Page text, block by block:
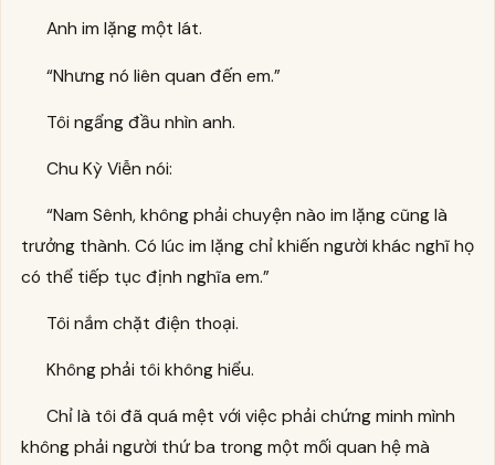
Anh im lặng một lát.
“Nhưng nó liên quan đến em.”
Tôi ngẩng đầu nhìn anh.
Chu Kỳ Viễn nói:
“Nam Sênh, không phải chuyện nào im lặng cũng là
trưởng thành. Có lúc im lặng chỉ khiến người khác nghĩ họ
có thể tiếp tục định nghĩa em.”
Tôi nắm chặt điện thoại.
Không phải tôi không hiểu.
Chỉ là tôi đã quá mệt với việc phải chứng minh mình
không phải người thứ ba trong một mối quan hệ mà